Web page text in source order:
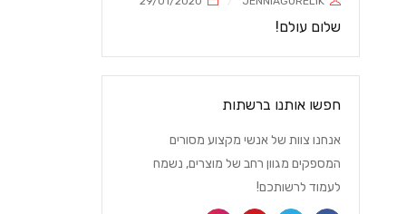
שלום עולם!
חפשו אותנו ברשתות
אנחנו צוות של אנשי מקצוע מסורים
המספקים מגוון רחב של מוצרים, נשמח
לעמוד לרשותכם!